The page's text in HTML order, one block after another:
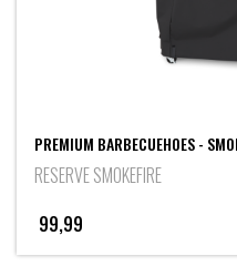
PREMIUM BARBECUEHOES -
RESERVE SMOKEFIRE
99,99